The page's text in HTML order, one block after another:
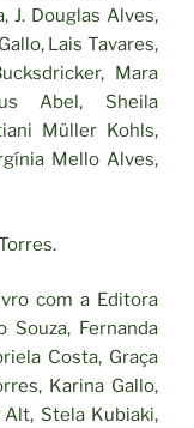
J. Douglas Alves,
Lais Tavares,
Mara
Abel, Sheila
Müller Kohls,
Mello Alves,
com a Editora
Fernanda
Costa, Graça
Karina Gallo,
Alt, Stela Kubiaki,